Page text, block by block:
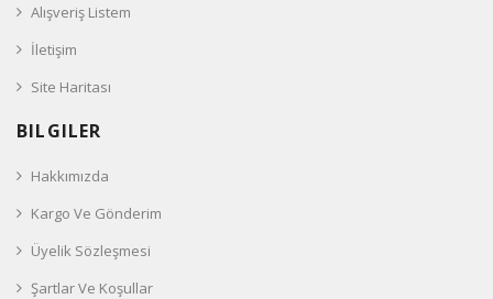
Alışveriş Listem
İletişim
Site Haritası
BILGILER
Hakkımızda
Kargo Ve Gönderim
Üyelik Sözleşmesi
Şartlar Ve Koşullar